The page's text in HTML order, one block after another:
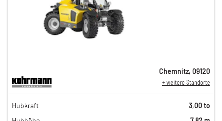
194,00 €
162,00 €
Chemnitz, 09120
+ weitere Standorte
Hubkraft
3,00 to